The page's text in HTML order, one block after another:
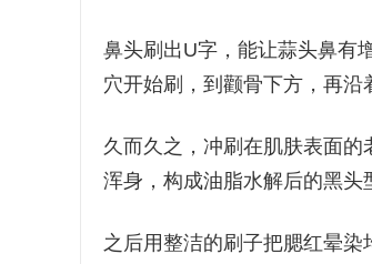
鼻头刷出U字，能让蒜头鼻有
穴开始刷，到颧骨下方，再沿
久而久之，冲刷在肌肤表面
浑身，构成油脂水解后的黑头
之后用整洁的刷子把腮红晕染